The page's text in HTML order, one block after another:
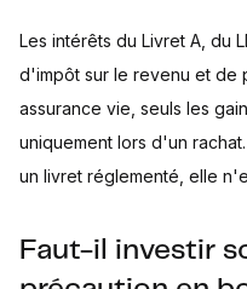
Les intérêts du Livret A, du
d'impôt sur le revenu et de
assurance vie, seuls les
uniquement lors d'un
un livret réglementé, elle
Faut-il investir